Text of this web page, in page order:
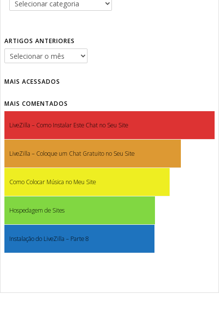
ARTIGOS ANTERIORES
MAIS ACESSADOS
MAIS COMENTADOS
LiveZilla – Como Instalar Este Chat no Seu Site
LiveZilla – Coloque um Chat Gratuito no Seu Site
Como Colocar Música no Meu Site
Hospedagem de Sites
Instalação do LiveZilla – Parte 8